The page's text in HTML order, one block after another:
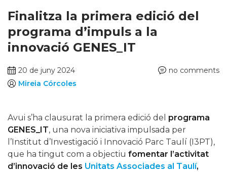
Finalitza la primera edició del
programa d’impuls a la
innovació GENES_IT
20 de juny 2024
Mireia Córcoles
no comments
Avui s’ha clausurat la primera edició del programa
GENES_IT, una nova iniciativa impulsada per
l’Institut d’Investigació i Innovació Parc Taulí (I3PT),
que ha tingut com a objectiu fomentar l’activitat
d’innovació de les Unitats Associades al Taulí,